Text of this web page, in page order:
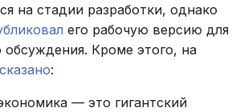
на стадии разработки, однако
его рабочую версию для
обсуждения. Кроме этого, на
сказано:
— это гигантский